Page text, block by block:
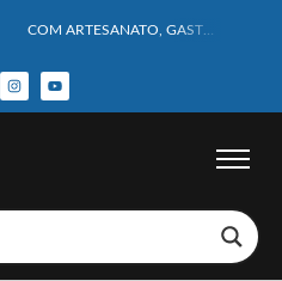
HOMEM CAI DE CACHOEIRA DE 40 METROS AO TENTAR FAZER FOTO
CORPOS DAS SEIS VÍTIMAS DE ACIDENTE COM LANCHA SÃO VELADOS; SAIBA COMO FOI